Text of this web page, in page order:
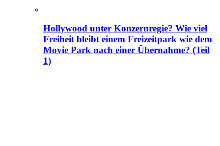
Hollywood unter Konzernregie? Wie viel
Freiheit bleibt einem Freizeitpark wie dem
Movie Park nach einer Übernahme? (Teil
1)